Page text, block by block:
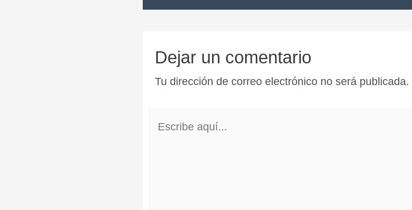
Dejar un comentario
Tu dirección de correo electrónico no será publicada.